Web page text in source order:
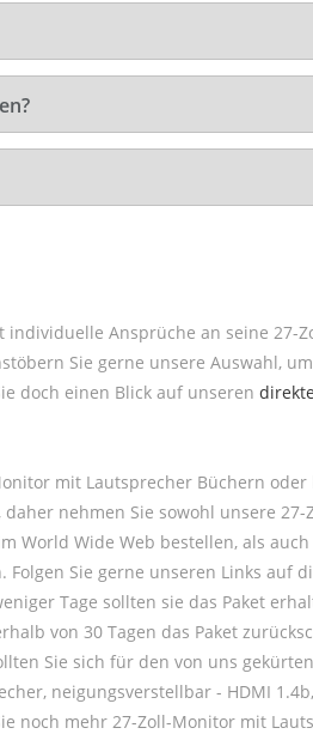
individuelle Ansprüche an seine 27-
Sie gerne unsere Auswahl,
doch einen Blick auf unseren
mit Lautsprecher Büchern
nehmen Sie sowohl unsere
World Wide Web bestellen, als
Sie gerne unseren Links auf
Tage sollten sie das Paket
von 30 Tagen das Paket
Sie sich für den von uns gekürten
neigungsverstellbar - HDMI
noch mehr 27-Zoll-Monitor mit